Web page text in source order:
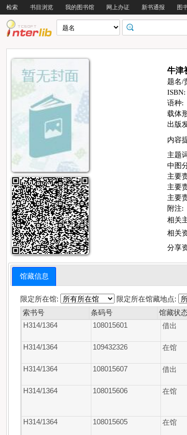
检索 书目浏览 我的图书馆 网上办证 新书通报 图
牛津
题名/
ISBN:
语种:
载体
出版
内容
主题
中图
主要
主要
主要
附注:
相关
相关
分享
馆藏信息
限定所在馆: 限定所在馆藏地点:
索书号
条码号 馆藏状
H314/1364
108015601 借出
H314/1364
109432326 在馆
H314/1364 108015607 借出
H314/1364
108015606 在馆
H314/1364 108015605 在馆